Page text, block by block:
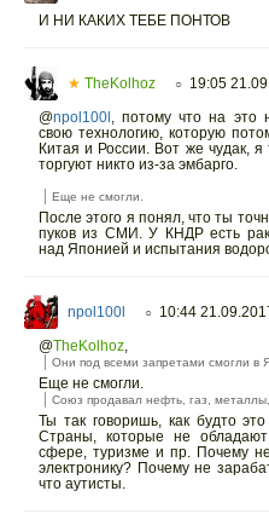
И НИ КАКИХ ТЕБЕ ПОНТОВ
★ TheKolhoz ○ 19:05
@npol100l ,потому что на это
свою технологию, которую
Китая и России. Вот же чудак,
торгуют никто из-за эмбарго.
Еще не смогли.
После этого я понял, что ты
пуков из СМИ. У КНДР есть
над Японией и испытания
npol100l ○ 10:44
@TheKolhoz,
Они под всеми запретами смогли в
Еще не смогли.
Союз продавал нефть, газ,
Ты так говоришь, как будто
Страны, которые не
сфере, туризме и пр. Почему
электронику? Почему не
что аутисты.